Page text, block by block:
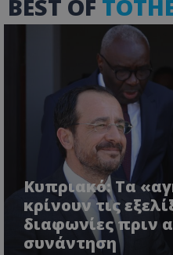
BEST OF
Κυπριακό: Τα
κρίνουν τις
διαφωνίες πριν
συνάντηση
Ονοματεπώνυμο
usprivacy
ASP.NET_SessionId